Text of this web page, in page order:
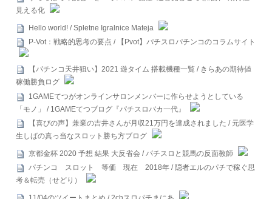
見える化
Hello world! / Spletne Igralnice Mateja
P-Vot：戦略的思考の要点 / 【Pvot】パチスロパチンコのコラムサイト
【パチンコ天井狙い】2021 遊タイム 搭載機種一覧 / きらあの期待値
稼働勝負ログ
1GAMEてつがオンラインサロンメンバーに作らせようとしている
「モノ」 / 1GAMEてつブログ『パチスロバカ一代』
【喜びの声】兼業の吉井さんが月収21万円を達成されました / 元医学
生しばの真っ当なスロット勝ち方ブログ
京都金杯 2020 予想 結果 大反省会 / パチスロと競馬の反面教師
パチンコ スロット 等価 現在 2018年 / 隠者エルのパチで稼ぐ思
考＆転売（せどり）